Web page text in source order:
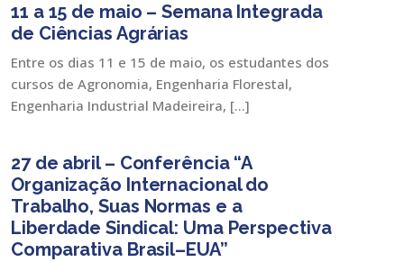
11 a 15 de maio – Semana Integrada
de Ciências Agrárias
Entre os dias 11 e 15 de maio, os estudantes dos
cursos de Agronomia, Engenharia Florestal,
Engenharia Industrial Madeireira, […]
27 de abril – Conferência “A
Organização Internacional do
Trabalho, Suas Normas e a
Liberdade Sindical: Uma Perspectiva
Comparativa Brasil–EUA”